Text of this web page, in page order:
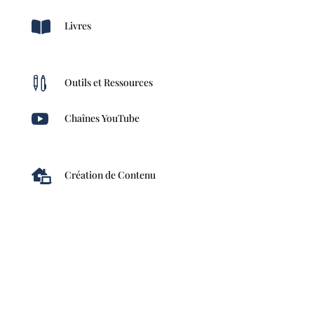
 Livres
 Outils et Ressources
 Chaînes YouTube
 Création de Contenu